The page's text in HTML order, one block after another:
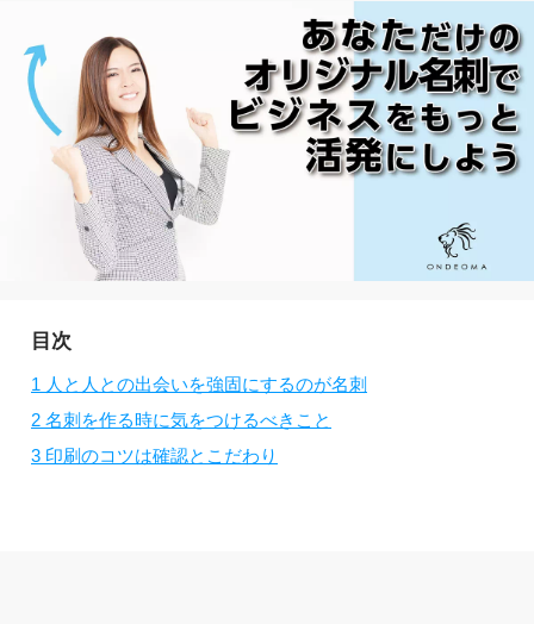
目次
1 人と人との出会いを強固にするのが名刺
2 名刺を作る時に気をつけるべきこと
3 印刷のコツは確認とこだわり